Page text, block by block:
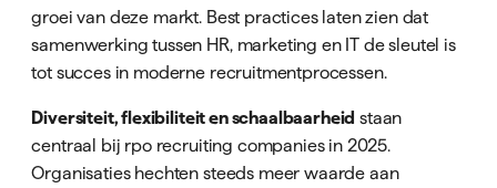
groei van deze markt. Best practices laten zien dat
samenwerking tussen HR, marketing en IT de sleutel is
tot succes in moderne recruitmentprocessen.
Diversiteit, flexibiliteit en schaalbaarheid staan
centraal bij rpo recruiting companies in 2025.
Organisaties hechten steeds meer waarde aan